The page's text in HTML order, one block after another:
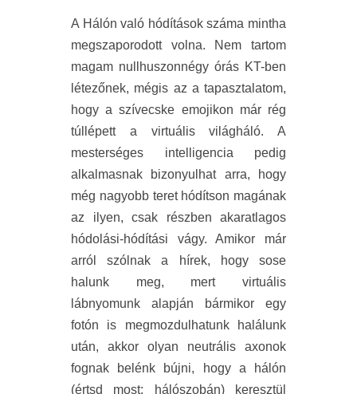
A Hálón való hódítások száma mintha
megszaporodott volna. Nem tartom
magam nullhuszonnégy órás KT-ben
létezőnek, mégis az a tapasztalatom,
hogy a szívecske emojikon már rég
túllépett a virtuális világháló. A
mesterséges intelligencia pedig
alkalmasnak bizonyulhat arra, hogy
még nagyobb teret hódítson magának
az ilyen, csak részben akaratlagos
hódolási-hódítási vágy. Amikor már
arról szólnak a hírek, hogy sose
halunk meg, mert virtuális
lábnyomunk alapján bármikor egy
fotón is megmozdulhatunk halálunk
után, akkor olyan neutrális axonok
fognak belénk bújni, hogy a hálón
(értsd most: hálószobán) keresztül